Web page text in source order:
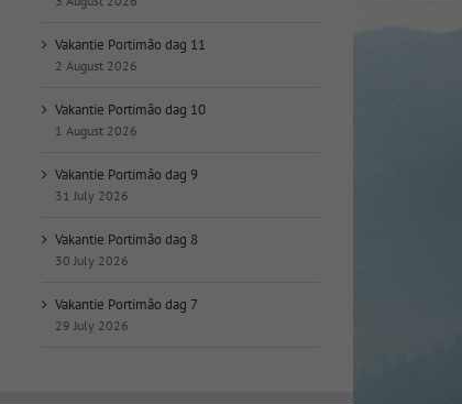
Vakantie Portimão dag 11
2 August 2026
Vakantie Portimão dag 10
1 August 2026
Vakantie Portimão dag 9
31 July 2026
Vakantie Portimão dag 8
30 July 2026
Vakantie Portimão dag 7
29 July 2026